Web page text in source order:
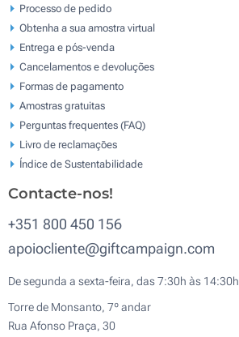
Processo de pedido
Obtenha a sua amostra virtual
Entrega e pós-venda
Cancelamentos e devoluções
Formas de pagamento
Amostras gratuitas
Perguntas frequentes (FAQ)
Livro de reclamaçōes
Índice de Sustentabilidade
Contacte-nos!
+351 800 450 156
apoiocliente@giftcampaign.com
De segunda a sexta-feira, das 7:30h às 14:30h
Torre de Monsanto, 7º andar
Rua Afonso Praça, 30